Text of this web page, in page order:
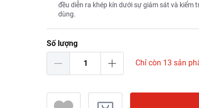
đều diễn ra khép kín dưới sự giám sát và
dùng.
Số lượng
Chỉ còn 13 sản